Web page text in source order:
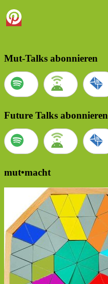
Mut-Talks abonnieren
Future Talks abonnieren
mut•macht